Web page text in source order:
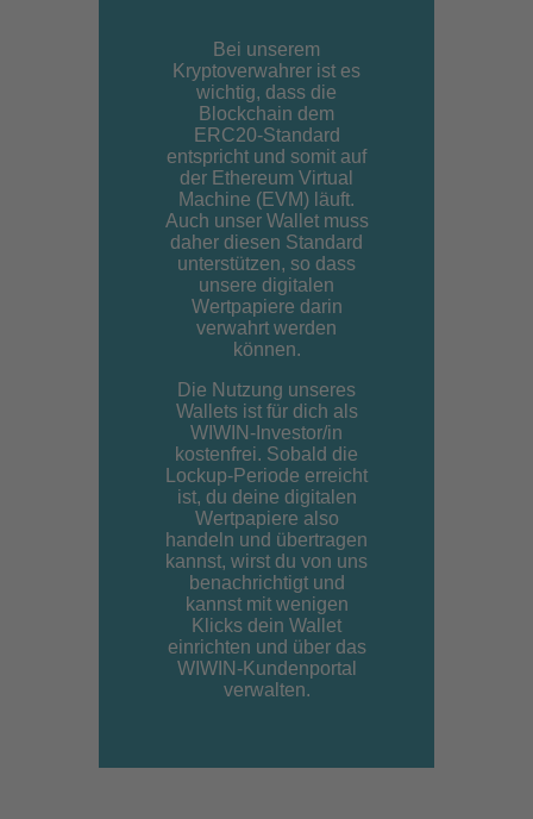
Bei unserem
Kryptoverwahrer ist es
wichtig, dass die
Blockchain dem
ERC20-Standard
entspricht und somit auf
der Ethereum Virtual
Machine (EVM) läuft.
Auch unser Wallet muss
daher diesen Standard
unterstützen, so dass
unsere digitalen
Wertpapiere darin
verwahrt werden
können.
Die Nutzung unseres
Wallets ist für dich als
WIWIN-Investor/in
kostenfrei. Sobald die
Lockup-Periode erreicht
ist, du deine digitalen
Wertpapiere also
handeln und übertragen
kannst, wirst du von uns
benachrichtigt und
kannst mit wenigen
Klicks dein Wallet
einrichten und über das
WIWIN-Kundenportal
verwalten.